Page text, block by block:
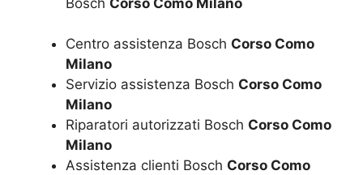
Centro assistenza Bosch Corso Como
Milano
Servizio assistenza Bosch Corso Como
Milano
Riparatori autorizzati Bosch Corso Como
Milano
Assistenza clienti Bosch Corso Como